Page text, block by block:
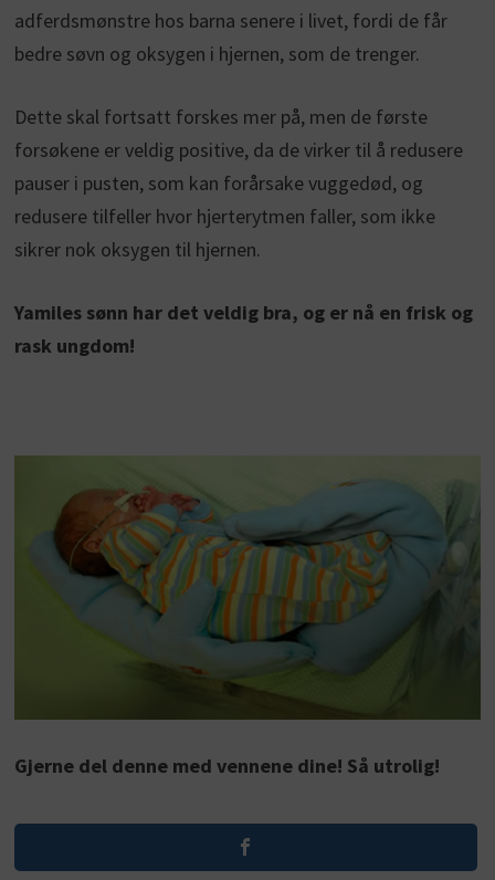
adferdsmønstre hos barna senere i livet, fordi de får
bedre søvn og oksygen i hjernen, som de trenger.
Dette skal fortsatt forskes mer på, men de første
forsøkene er veldig positive, da de virker til å redusere
pauser i pusten, som kan forårsake vuggedød, og
redusere tilfeller hvor hjerterytmen faller, som ikke
sikrer nok oksygen til hjernen.
Yamiles sønn har det veldig bra, og er nå en frisk og
rask ungdom!
Gjerne del denne med vennene dine! Så utrolig!